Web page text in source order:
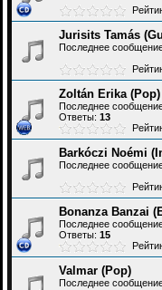
Jurisits Tamás
Последнее
Zoltán Erika (Pop)
Последнее
Ответы: 13
Barkóczi Noémi
Последнее
Bonanza Banzai
Последнее
Ответы: 15
Valmar (Pop)
Последнее